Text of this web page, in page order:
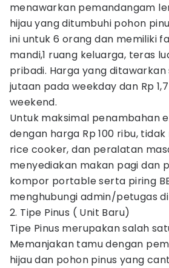
menawarkan pemandangam
hijau yang ditumbuhi pohon
ini untuk 6 orang dan memiliki
mandi,1 ruang keluarga, teras
pribadi. Harga yang ditawarkan
jutaan pada weekday dan Rp
weekend.
Untuk maksimal penambahan
dengan harga Rp 100 ribu,
rice cooker, dan peralatan
menyediakan makan pagi dan
kompor portable serta piring
menghubungi admin/petugas di
2. Tipe Pinus ( Unit Baru)
Tipe Pinus merupakan salah
Memanjakan tamu dengan
hijau dan pohon pinus yang